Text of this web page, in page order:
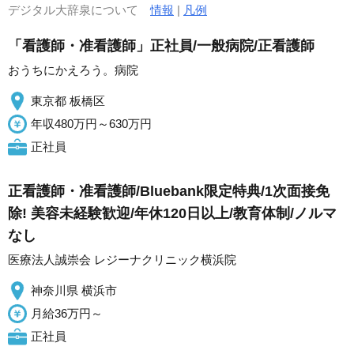
デジタル大辞泉について情報 | 凡例
「看護師・准看護師」正社員/一般病院/正看護師
おうちにかえろう。病院
東京都 板橋区
年収480万円～630万円
正社員
正看護師・准看護師/Bluebank限定特典/1次面接免
除! 美容未経験歓迎/年休120日以上/教育体制/ノルマ
なし
医療法人誠崇会 レジーナクリニック横浜院
神奈川県 横浜市
月給36万円～
正社員